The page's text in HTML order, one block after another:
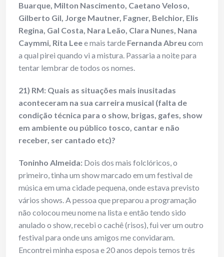
Buarque, Milton Nascimento, Caetano Veloso,
Gilberto Gil, Jorge Mautner, Fagner, Belchior, Elis
Regina, Gal Costa, Nara Leão, Clara Nunes, Nana
Caymmi, Rita Leee mais tarde Fernanda Abreu com
a qual pirei quando vi a mistura. Passaria a noite para
tentar lembrar de todos os nomes.
21) RM: Quais as situações mais inusitadas
aconteceram na sua carreira musical (falta de
condição técnica para o show, brigas, gafes, show
em ambiente ou público tosco, cantar e não
receber, ser cantado etc)?
Toninho Almeida: Dois dos mais folclóricos, o
primeiro, tinha um show marcado em um festival de
música em uma cidade pequena, onde estava previsto
vários shows. A pessoa que preparou a programação
não colocou meu nome na lista e então tendo sido
anulado o show, recebi o cachê (risos), fui ver um outro
festival para onde uns amigos me convidaram.
Encontrei minha esposa e 20 anos depois temos três